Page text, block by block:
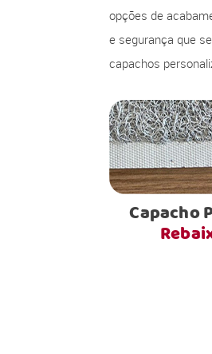
opções de
e segurança que
capachos
Capacho